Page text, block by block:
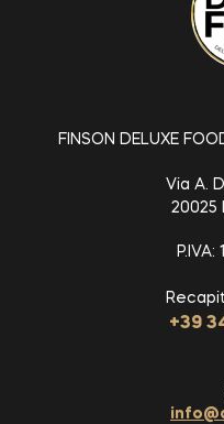
FINSON DELUXE
Via A.
20025
P.IVA:
+39